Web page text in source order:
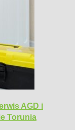
AGD i
Torunia